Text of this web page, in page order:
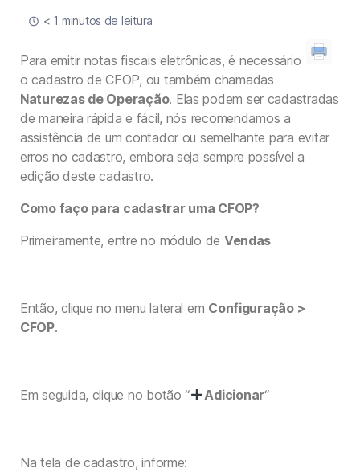
< 1 minutos de leitura
Para emitir notas fiscais eletrônicas, é necessário
o cadastro de CFOP, ou também chamadas
Naturezas de Operação. Elas podem ser cadastradas
de maneira rápida e fácil, nós recomendamos a
assistência de um contador ou semelhante para evitar
erros no cadastro, embora seja sempre possível a
edição deste cadastro.
Como faço para cadastrar uma CFOP?
Primeiramente, entre no módulo de Vendas
Então, clique no menu lateral em Configuração >
CFOP.
Em seguida, clique no botão “ Adicionar“
Na tela de cadastro, informe: